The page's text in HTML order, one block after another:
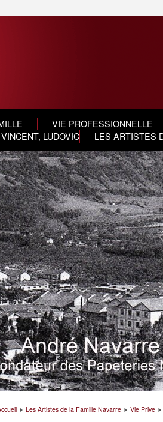
VIE PROFESSIONNELLE
LUDOVIC
LES ARTISTES
Les Artistes de la Famille Navarre Vie Prive